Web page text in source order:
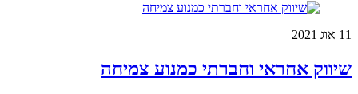
11 אוג 2021
שיווק אחראי וחברתי כמנוע צמיחה